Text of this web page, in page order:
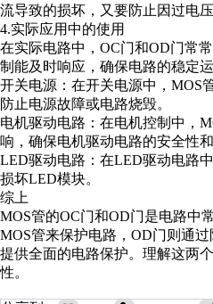
流导致的损坏，又要防止因过电
4.实际应用中的使用
在实际电路中，OC门和OD门常
制能及时响应，确保电路的稳定
开关电源：在开关电源中，MOS
防止电源故障或电路烧毁。
电机驱动电路：在电机控制中，
响，确保电机驱动电路的安全性和
LED驱动电路：在LED驱动电路
损坏LED模块。
综上
MOS管的OC门和OD门是电路中
MOS管来保护电路，OD门则通
提供全面的电路保护。理解这两
性。